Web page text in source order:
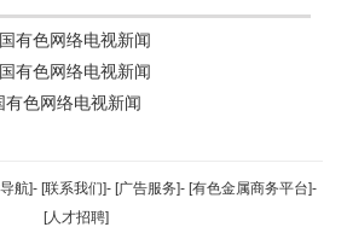
有色网络电视新闻
有色网络电视新闻
色网络电视新闻
航]- [联系我们]- [广告服务]- [有色金属商务平台]-
[人才招聘]